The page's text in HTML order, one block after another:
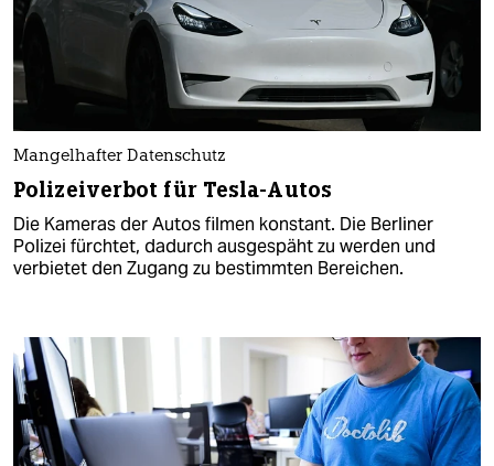
Mangelhafter Datenschutz
Polizeiverbot für Tesla-Autos
Die Kameras der Autos filmen konstant. Die Berliner
Polizei fürchtet, dadurch ausgespäht zu werden und
verbietet den Zugang zu bestimmten Bereichen.